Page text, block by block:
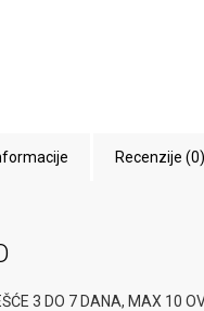
Recenzije (0)
3 DO 7 DANA, MAX 10